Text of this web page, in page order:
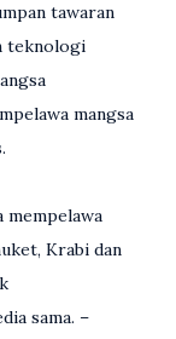
tawaran
teknologi
mangsa
mempelawa
Krabi dan
sama. –